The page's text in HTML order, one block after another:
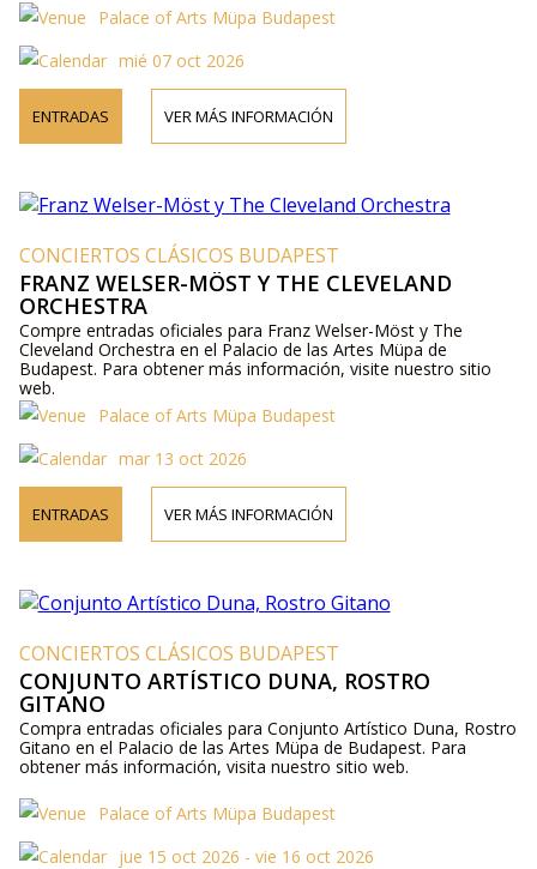
Palace of Arts Müpa Budapest
mié 07 oct 2026
ENTRADAS VER MÁS INFORMACIÓN
CONCIERTOS CLÁSICOS BUDAPEST
FRANZ WELSER-MÖST Y THE CLEVELAND
ORCHESTRA
Compre entradas oficiales para Franz Welser-Möst y The
Cleveland Orchestra en el Palacio de las Artes Müpa de
Budapest. Para obtener más información, visite nuestro sitio
web.
Palace of Arts Müpa Budapest
mar 13 oct 2026
ENTRADAS VER MÁS INFORMACIÓN
CONCIERTOS CLÁSICOS BUDAPEST
CONJUNTO ARTÍSTICO DUNA, ROSTRO
GITANO
Compra entradas oficiales para Conjunto Artístico Duna, Rostro
Gitano en el Palacio de las Artes Müpa de Budapest. Para
obtener más información, visita nuestro sitio web.
Palace of Arts Müpa Budapest
jue 15 oct 2026 - vie 16 oct 2026